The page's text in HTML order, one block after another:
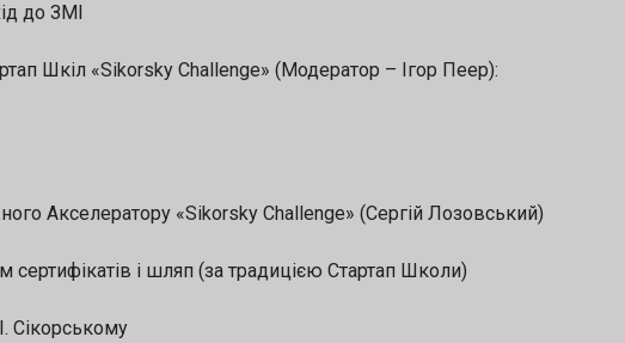
до ЗМІ
Шкіл «Sikorsky Challenge» (Модератор – Ігор Пеер):
Акселератору «Sikorsky Challenge» (Сергій Лозовський)
і шляп (за традицією Стартап Школи)
Сікорському